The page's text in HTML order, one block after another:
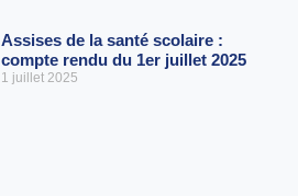
Assises de la santé scolaire :
compte rendu du 1er juillet 2025
1 juillet 2025